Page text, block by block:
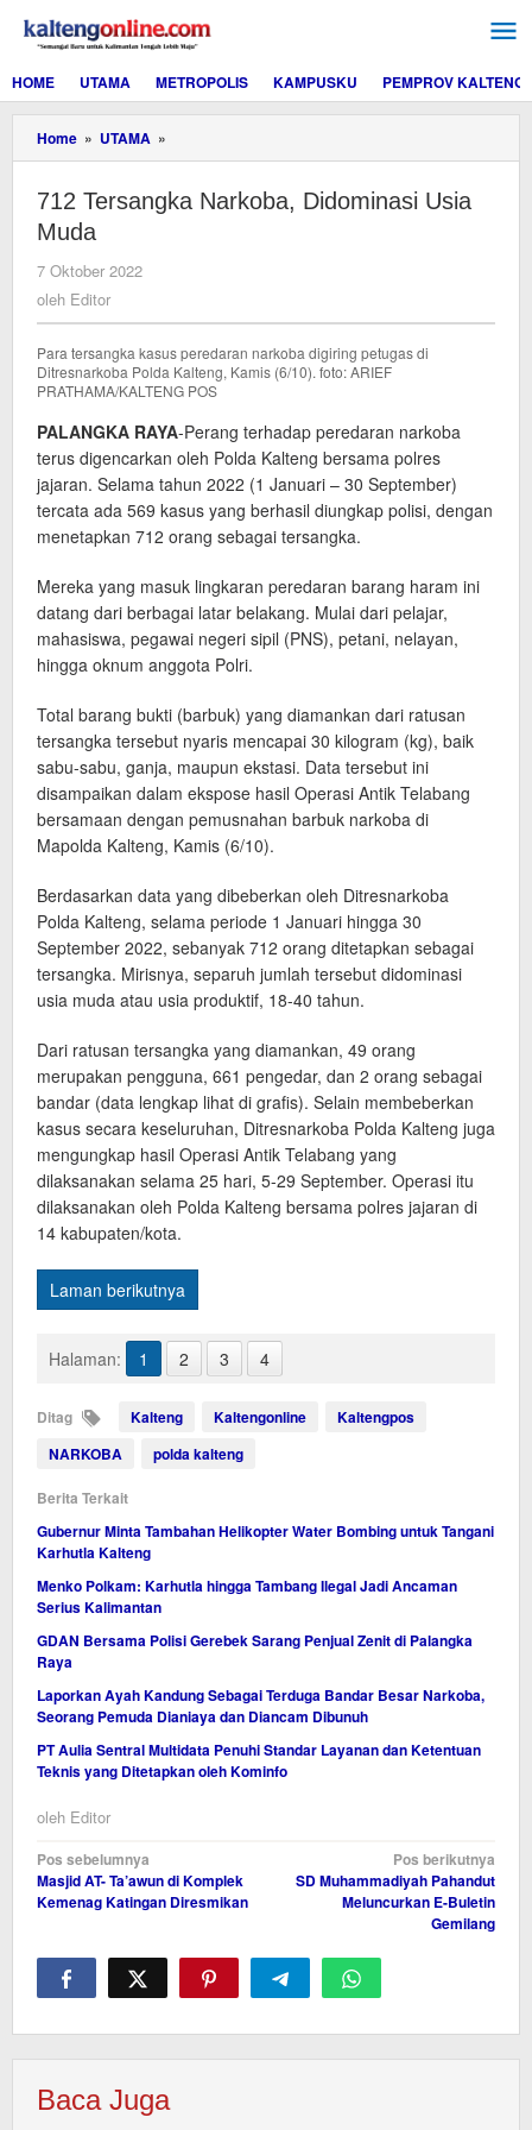
konten
HOME
UTAMA METROPOLIS KAMPUSKU PEMPROV KALTENG
Home » UTAMA »
Tersangka
Didominasi
712 Tersangka Narkoba, Didominasi Usia
Muda
7 Oktober 2022
oleh Editor
Para tersangka kasus peredaran narkoba digiring petugas di
Ditresnarkoba Polda Kalteng, Kamis (6/10). foto: ARIEF
PRATHAMA/KALTENG POS
PALANGKA RAYA-Perang terhadap peredaran narkoba
terus digencarkan oleh Polda Kalteng bersama polres
jajaran. Selama tahun 2022 (1 Januari – 30 September)
tercata ada 569 kasus yang berhasil diungkap polisi, dengan
menetapkan 712 orang sebagai tersangka.
Mereka yang masuk lingkaran peredaran barang haram ini
datang dari berbagai latar belakang. Mulai dari pelajar,
mahasiswa, pegawai negeri sipil (PNS), petani, nelayan,
hingga oknum anggota Polri.
Total barang bukti (barbuk) yang diamankan dari ratusan
tersangka tersebut nyaris mencapai 30 kilogram (kg), baik
sabu-sabu, ganja, maupun ekstasi. Data tersebut ini
disampaikan dalam ekspose hasil Operasi Antik Telabang
bersamaan dengan pemusnahan barbuk narkoba di
Mapolda Kalteng, Kamis (6/10).
Berdasarkan data yang dibeberkan oleh Ditresnarkoba
Polda Kalteng, selama periode 1 Januari hingga 30
September 2022, sebanyak 712 orang ditetapkan sebagai
tersangka. Mirisnya, separuh jumlah tersebut didominasi
usia muda atau usia produktif, 18-40 tahun.
Dari ratusan tersangka yang diamankan, 49 orang
merupakan pengguna, 661 pengedar, dan 2 orang sebagai
bandar (data lengkap lihat di grafis). Selain membeberkan
kasus secara keseluruhan, Ditresnarkoba Polda Kalteng juga
mengungkap hasil Operasi Antik Telabang yang
dilaksanakan selama 25 hari, 5-29 September. Operasi itu
dilaksanakan oleh Polda Kalteng bersama polres jajaran di
14 kabupaten/kota.
Laman berikutnya
Halaman: 1 2 3 4
Ditag Kalteng Kaltengonline
Kaltengpos
NARKOBA
polda kalteng
Berita Terkait
Gubernur Minta Tambahan Helikopter Water Bombing untuk Tangani
Karhutla Kalteng
Menko Polkam: Karhutla hingga Tambang Ilegal Jadi Ancaman
Serius Kalimantan
GDAN Bersama Polisi Gerebek Sarang Penjual Zenit di Palangka
Raya
Laporkan Ayah Kandung Sebagai Terduga Bandar Besar Narkoba,
Seorang Pemuda Dianiaya dan Diancam Dibunuh
PT Aulia Sentral Multidata Penuhi Standar Layanan dan Ketentuan
Teknis yang Ditetapkan oleh Kominfo
oleh Editor
Navigasi
pos
Pos sebelumnya
Masjid AT- Ta’awun di Komplek
Kemenag Katingan Diresmikan
Pos berikutnya
SD Muhammadiyah Pahandut
Meluncurkan E-Buletin
Gemilang
Baca Juga